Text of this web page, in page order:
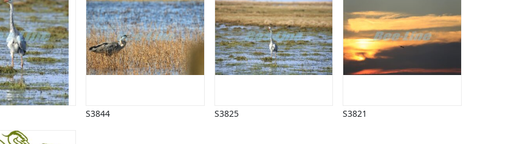
S3844 S3825 S3821